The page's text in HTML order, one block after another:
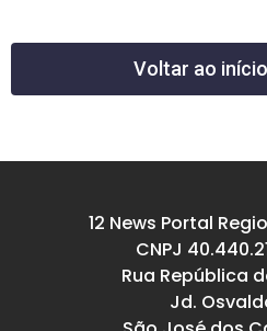
Voltar ao
12 News Portal
CNPJ
Rua República
Jd.